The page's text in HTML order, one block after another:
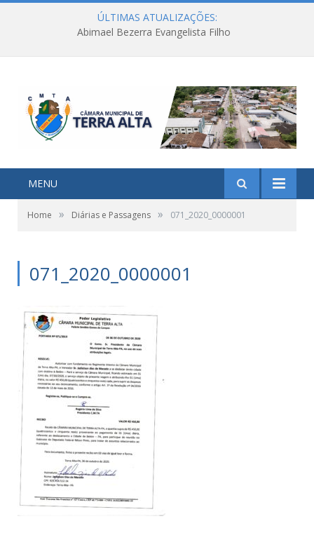
ÚLTIMAS ATUALIZAÇÕES:
Abimael Bezerra Evangelista Filho
MENU
Home » Diárias e Passagens » 071_2020_0000001
071_2020_0000001